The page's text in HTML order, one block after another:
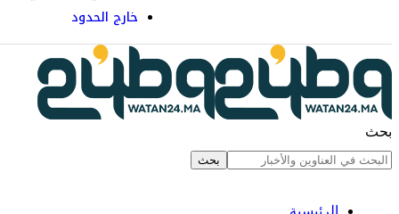
خارج الحدود
بحث
الرئيسية